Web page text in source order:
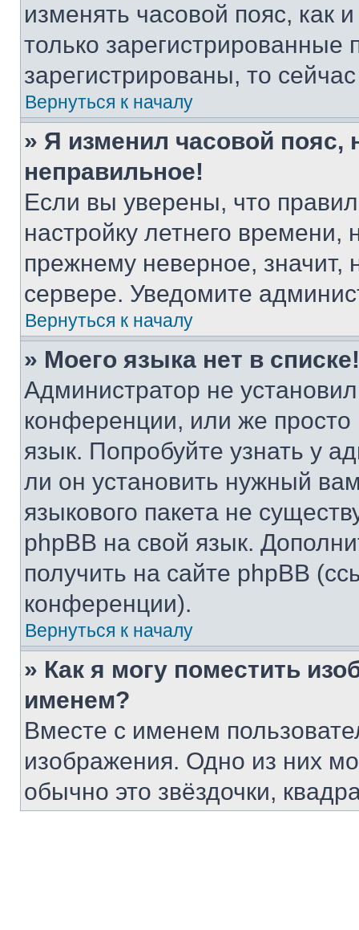
изменять часовой пояс, как
только
зарегистрированы, то
Вернуться к началу
» Я изменил часовой пояс,
неправильное!
Если вы уверены, что
настройку летнего
прежнему неверное, значит,
сервере. Уведомите
Вернуться к началу
» Моего языка нет в списке!
Администратор не
конференции, или же
язык. Попробуйте узнать у
ли он установить нужный
языкового пакета не
phpBB на свой язык.
получить на сайте phpBB
конференции).
Вернуться к началу
» Как я могу поместить
именем?
Вместе с именем
изображения. Одно из них
обычно это звёздочки,